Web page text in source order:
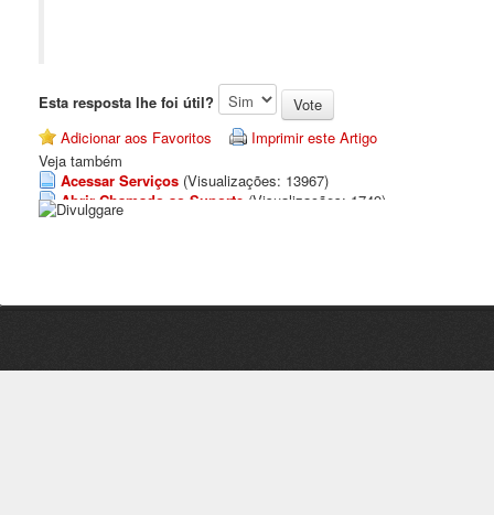
Esta resposta lhe foi útil?
Adicionar aos Favoritos
Imprimir este Artigo
Veja também
Acessar Serviços (Visualizações: 13967)
Abrir Chamado ao Suporte (Visualizações: 1749)